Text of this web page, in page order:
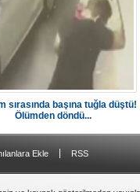
sırasında başına tuğla düştü!
Ölümden döndü...
Ekle RSS